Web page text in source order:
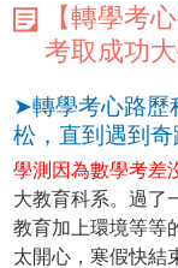
【轉學考
考取成功
➤轉學考心路歷
松，直到遇到奇
學測因為數學考差
大教育科系。過了
教育加上環境等等
太開心，寒假快結